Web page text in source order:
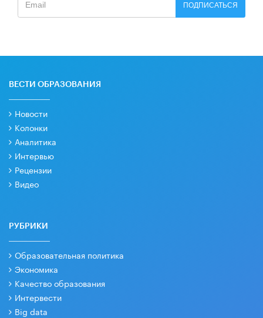
ПОДПИСАТЬСЯ
ВЕСТИ ОБРАЗОВАНИЯ
Новости
Колонки
Аналитика
Интервью
Рецензии
Видео
РУБРИКИ
Образовательная политика
Экономика
Качество образования
Интервести
Big data